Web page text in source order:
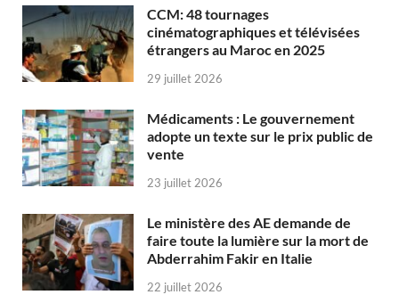
CCM: 48 tournages
cinématographiques et télévisées
étrangers au Maroc en 2025
29 juillet 2026
Médicaments : Le gouvernement
adopte un texte sur le prix public de
vente
23 juillet 2026
Le ministère des AE demande de
faire toute la lumière sur la mort de
Abderrahim Fakir en Italie
22 juillet 2026